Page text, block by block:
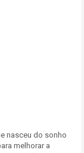
nasceu do sonho
melhorar a